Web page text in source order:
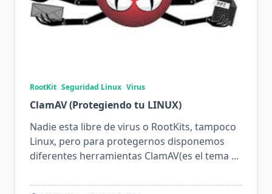
RootKit Seguridad Linux Virus
ClamAV (Protegiendo tu LINUX)
Nadie esta libre de virus o RootKits, tampoco
Linux, pero para protegernos disponemos
diferentes herramientas ClamAV(es el tema ...